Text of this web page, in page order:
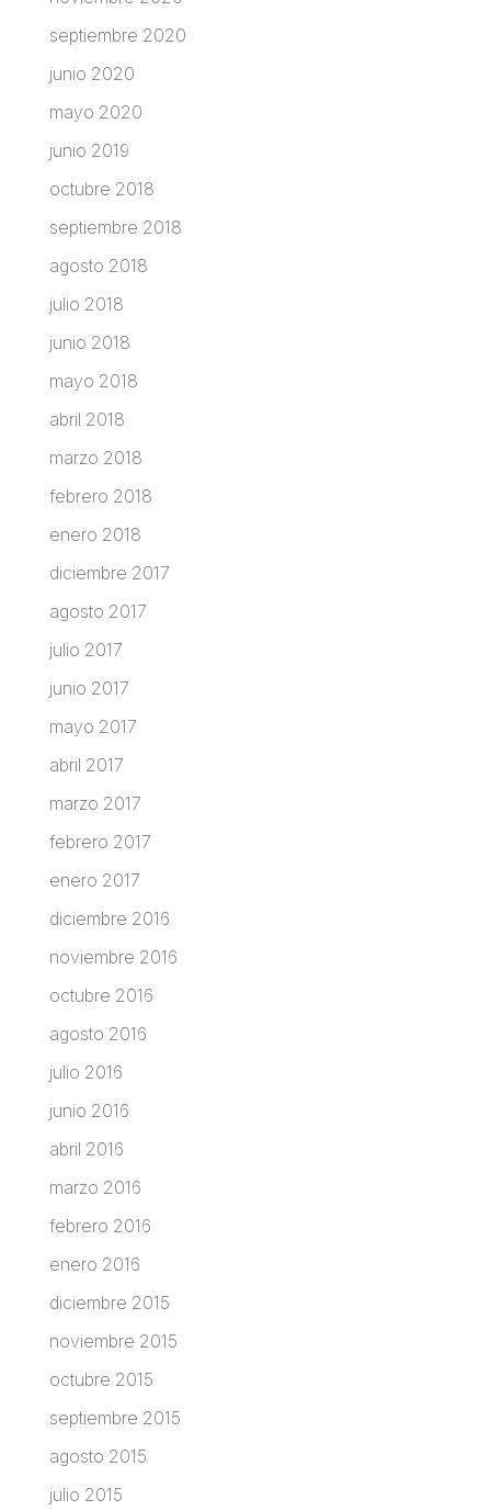
septiembre 2020
junio 2020
mayo 2020
junio 2019
octubre 2018
septiembre 2018
agosto 2018
julio 2018
junio 2018
mayo 2018
abril 2018
marzo 2018
febrero 2018
enero 2018
diciembre 2017
agosto 2017
julio 2017
junio 2017
mayo 2017
abril 2017
marzo 2017
febrero 2017
enero 2017
diciembre 2016
noviembre 2016
octubre 2016
agosto 2016
julio 2016
junio 2016
abril 2016
marzo 2016
febrero 2016
enero 2016
diciembre 2015
noviembre 2015
octubre 2015
septiembre 2015
agosto 2015
julio 2015